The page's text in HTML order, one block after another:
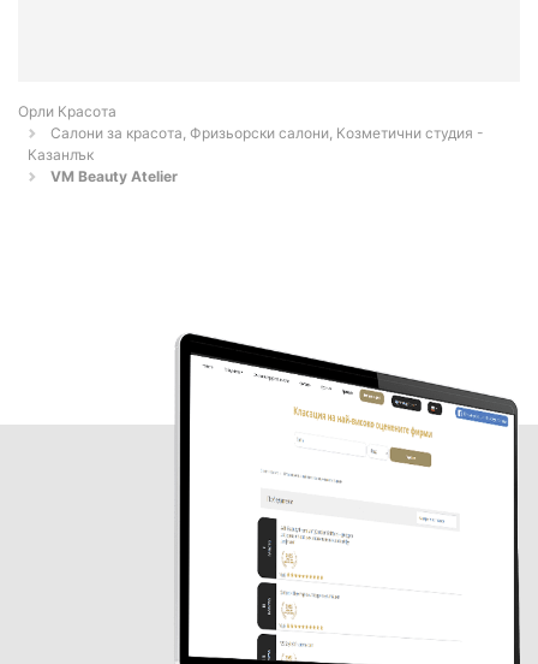
Орли Красота
Салони за красота, Фризьорски салони, Козметични студия -
Казанлък
VM Beauty Atelier